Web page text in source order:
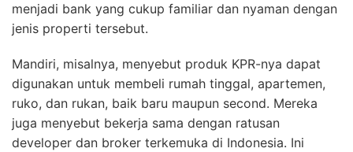
menjadi bank yang cukup familiar dan nyaman dengan
jenis properti tersebut.
Mandiri, misalnya, menyebut produk KPR-nya dapat
digunakan untuk membeli rumah tinggal, apartemen,
ruko, dan rukan, baik baru maupun second. Mereka
juga menyebut bekerja sama dengan ratusan
developer dan broker terkemuka di Indonesia. Ini